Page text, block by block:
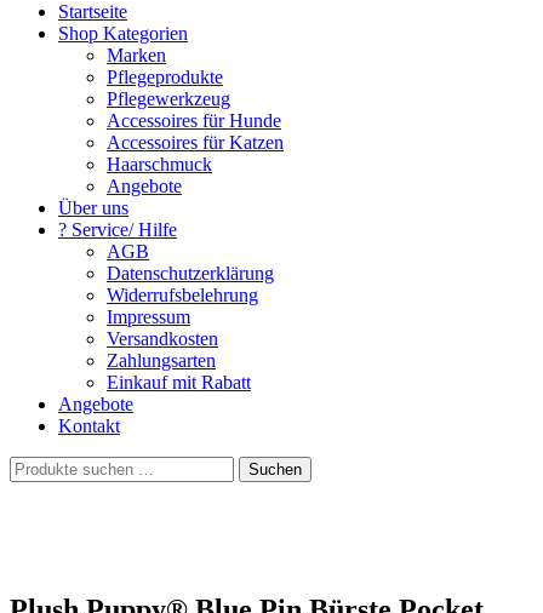
Startseite
Shop Kategorien
Marken
Pflegeprodukte
Pflegewerkzeug
Accessoires für Hunde
Accessoires für Katzen
Haarschmuck
Angebote
Über uns
? Service/ Hilfe
AGB
Datenschutzerklärung
Widerrufsbelehrung
Impressum
Versandkosten
Zahlungsarten
Einkauf mit Rabatt
Angebote
Kontakt
Suchen
nach:
Suchen